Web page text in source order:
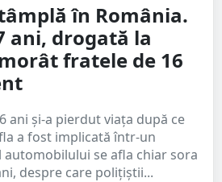
în România.
ani, drogată la
fratele de 16
ani și-a pierdut viața după ce
a fost implicată într-un
automobilului se afla chiar sora
despre care polițiștii...